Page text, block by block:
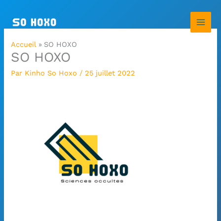
contenu
Accueil SO HOXO
SO HOXO
Par Kinho So Hoxo / 25 juillet 2022